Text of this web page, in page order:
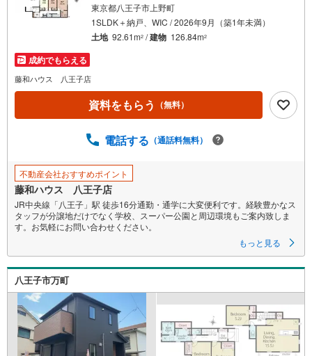
東京都八王子市上野町
1SLDK＋納戸、WIC / 2026年9月（築1年未満）
土地 92.61m2 /建物 126.84m2
成約でもらえる
藤和ハウス 八王子店
資料をもらう （無料）
電話する （通話料無料）
不動産会社おすすめポイント
藤和ハウス 八王子店
JR中央線「八王子」駅 徒歩16分通勤・通学に大変便利です。経験豊かなス
タッフが分譲地だけでなく学校、スーパー公園と周辺環境もご案内致しま
す。お気軽にお問い合わせください。
もっと見る
八王子市万町